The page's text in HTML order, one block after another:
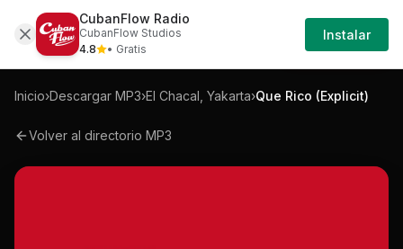
Mp3 El-chacal-yakarta-que-rico-explicit-mp3
Iniciar
Sesión
Inicio›Descargar MP3›El Chacal, Yakarta›Que Rico (Explicit)
Volver al directorio MP3
CubanFlow Radio
CubanFlow Studios
4.8
• Gratis
Instalar